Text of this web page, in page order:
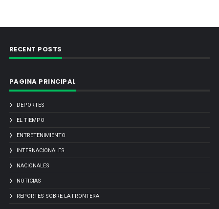
RECENT POSTS
PAGINA PRINCIPAL
DEPORTES
EL TIEMPO
ENTRETENIMIENTO
INTERNACIONALES
NACIONALES
NOTICIAS
REPORTES SOBRE LA FRONTERA